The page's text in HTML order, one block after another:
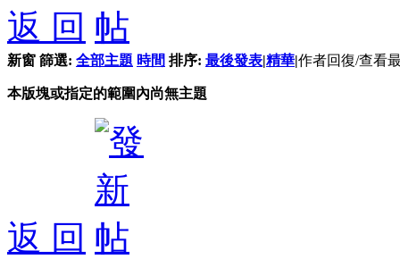
返 回
新窗 篩選: 全部主題 時間 排序: 最後發表|精華|作者回復/查看
本版塊或指定的範圍內尚無主題
返 回